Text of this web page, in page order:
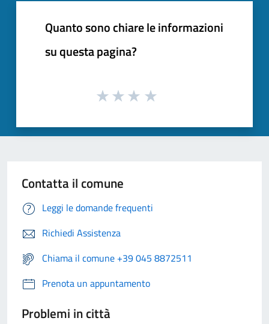
Quanto sono chiare le informazioni
su questa pagina?
Contatta il comune
Leggi le domande frequenti
Richiedi Assistenza
Chiama il comune +39 045 8872511
Prenota un appuntamento
Problemi in città